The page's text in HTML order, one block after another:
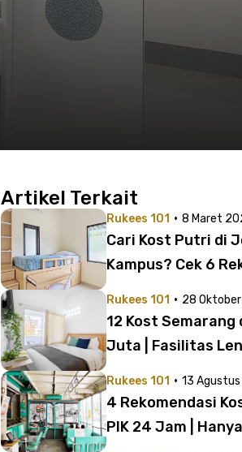
Artikel Terkait
Rukees 101 · 8 Maret
Cari Kost Putri di
Kampus? Cek 6
Rukees 101 · 28
12 Kost Semarang
Juta | Fasilitas
Rukees 101 · 13
4 Rekomendasi
PIK 24 Jam |